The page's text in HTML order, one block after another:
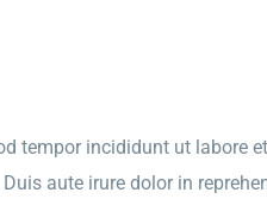
tempor incididunt ut labore
aute irure dolor in